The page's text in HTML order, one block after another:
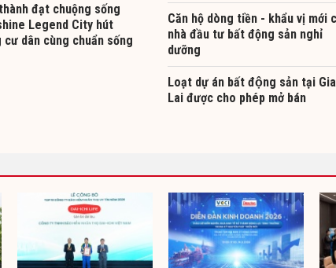
đạt chuộng sống
Legend City hút
cư dân cùng chuẩn sống
Căn hộ dòng tiền - khẩu vị mới
nhà đầu tư bất động sản nghỉ
dưỡng
Loạt dự án bất động sản tại Gia
Lai được cho phép mở bán